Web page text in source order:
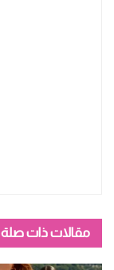
مقالات ذات صلة